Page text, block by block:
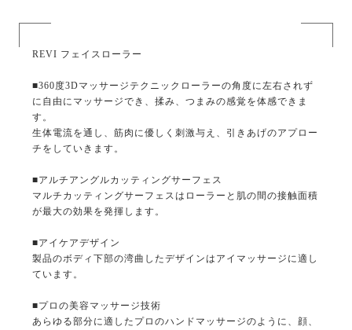
REVI フェイスローラー
■360度3Dマッサージテクニックローラーの角度に左右されず
に自由にマッサージでき、揉み、つまみの感覚を体感できま
す。
生体電流を通し、筋肉に優しく刺激与え、引きあげのアプロー
チをしていきます。
■アルチアングルカッティングサーフェス
マルチカッティングサーフェスはローラーと肌の間の接触面積
が最大の効果を発揮します。
■アイケアデザイン
製品のボディ下部の湾曲したデザインはアイマッサージに適し
ています。
■プロの美容マッサージ技術
あらゆる部分に適したプロのハンドマッサージのように、顔、